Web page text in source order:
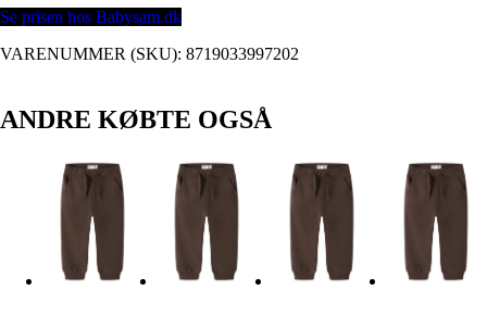
Se prisen hos Babysam.dk
VARENUMMER (SKU): 8719033997202
ANDRE KØBTE OGSÅ